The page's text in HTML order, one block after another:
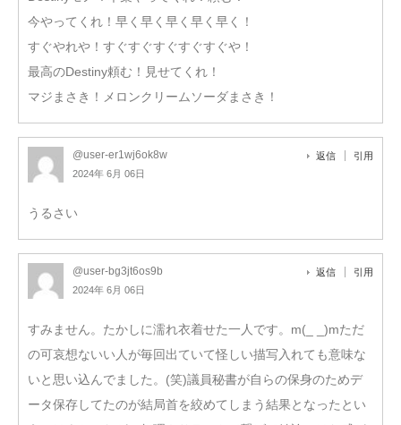
今やってくれ！早く早く早く早く早く！
すぐやれや！すぐすぐすぐすぐすぐや！
最高のDestiny頼む！見せてくれ！
マジまさき！メロンクリームソーダまさき！
@user-er1wj6ok8w
2024年 6月 06日
返信 引用
うるさい
@user-bg3jt6os9b
2024年 6月 06日
返信 引用
すみません。たかしに濡れ衣着せた一人です。m(_ _)mただ
の可哀想ないい人が毎回出ていて怪しい描写入れても意味な
いと思い込んでました。(笑)議員秘書が自らの保身のためデ
ータ保存してたのが結局首を絞めてしまう結果となったとい